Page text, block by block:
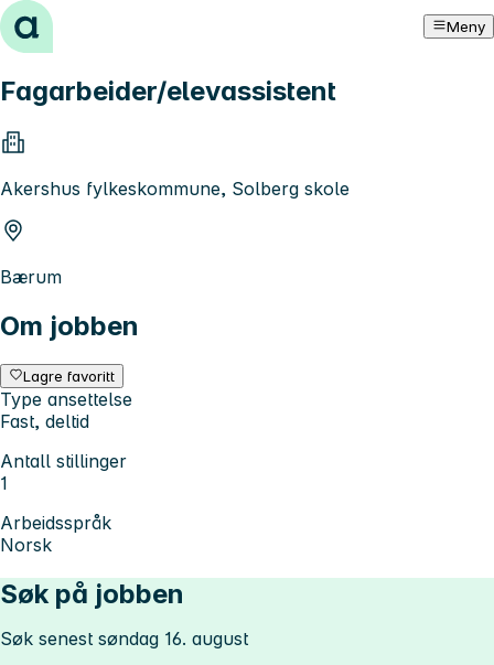
Hopp til innhold Meny
Fagarbeider/elevassistent
Akershus fylkeskommune, Solberg skole
Bærum
Om jobben
Lagre favoritt
Type ansettelse
Fast, deltid
Antall stillinger
1
Arbeidsspråk
Norsk
Søk på jobben
Søk senest søndag 16. august